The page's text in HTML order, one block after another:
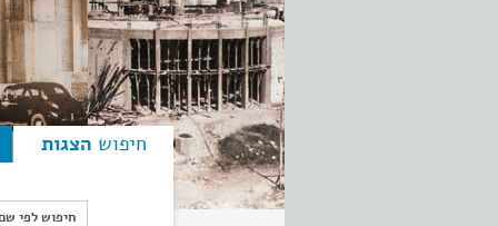
חיפוש הצגות
חיפוש לפי